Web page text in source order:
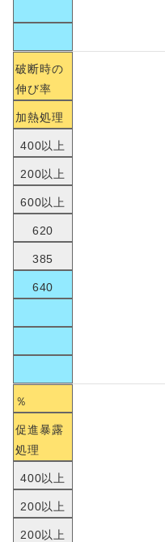
破断時の
伸び率
加熱処理
400以上
200以上
600以上
620
385
640
％
促進暴露
処理
400以上
200以上
200以上